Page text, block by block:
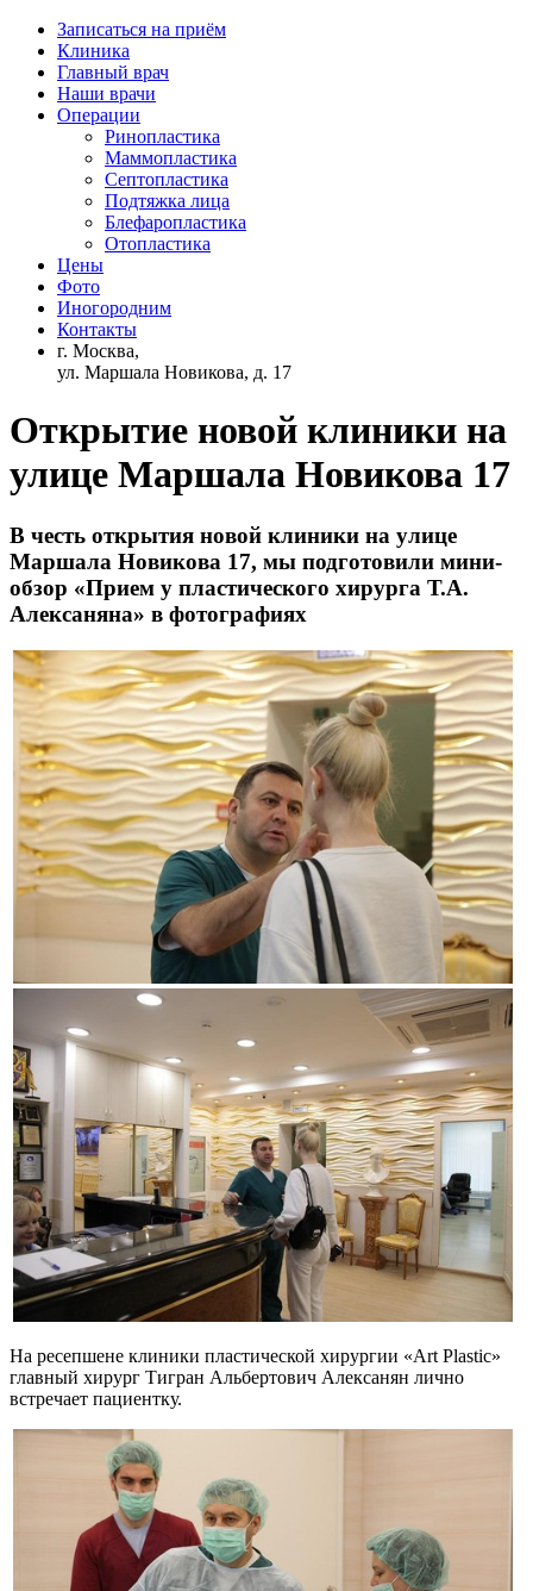
Записаться на приём
Клиника
Главный врач
Наши врачи
Операции
Ринопластика
Маммопластика
Септопластика
Подтяжка лица
Блефаропластика
Отопластика
Цены
Фото
Иногородним
Контакты
г. Москва,
ул. Маршала Новикова, д. 17
Открытие новой клиники на
улице Маршала Новикова 17
В честь открытия новой клиники на улице
Маршала Новикова 17, мы подготовили мини-
обзор «Прием у пластического хирурга Т.А.
Алексаняна» в фотографиях
На ресепшене клиники пластической хирургии «Art Plastic»
главный хирург Тигран Альбертович Алексанян лично
встречает пациентку.